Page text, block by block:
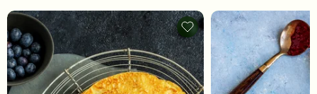
Pannekaker
-
legg
til
favoritter